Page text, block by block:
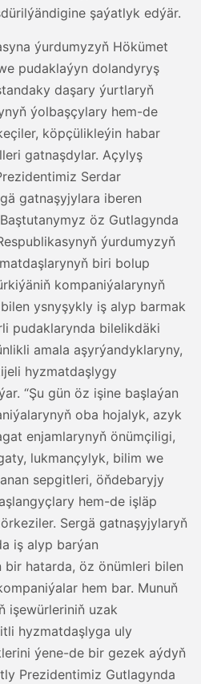
şaýatlyk edýär.
ýurdumyzyň Hökümet
pudaklaýyn dolandyryş
daşary ýurtlaryň
ýolbaşçylary hem-de
köpçülikleýin habar
gatnaşdylar. Açylyş
Serdar
gatnaşyjylara iberen
öz Gutlagynda
ýurdumyzyň
biri bolup
kompaniýalarynyň
ysnyşykly iş alyp barmak
pudaklarynda bilelikdäki
amala aşyrýandyklaryny,
hyzmatdaşlygy
“Şu gün öz işine başlaýan
oba hojalyk, azyk
enjamlarynyň önümçiligi,
lukmançylyk, bilim we
sepgitleri, öňdebaryjy
hem-de işläp
Sergä gatnaşyjylaryň
iş alyp barýan
hatarda, öz önümleri bilen
hem bar. Munuň
işewürleriniň uzak
hyzmatdaşlyga uly
ýene-de bir gezek aýdyň
Prezidentimiz Gutlagynda